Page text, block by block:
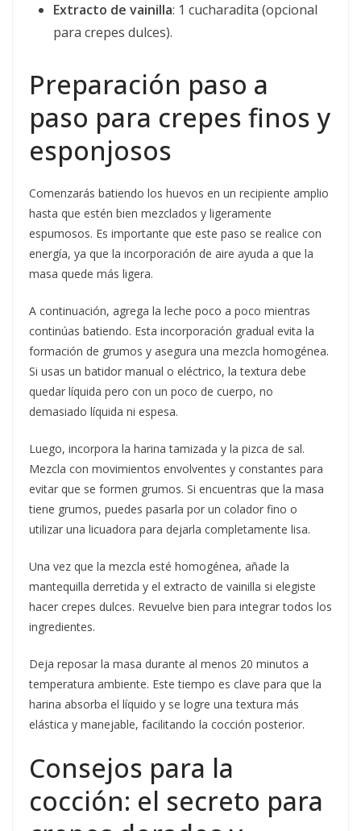
Extracto de vainilla: 1 cucharadita (opcional
para crepes dulces).
Preparación paso a
paso para crepes finos y
esponjosos
Comenzarás batiendo los huevos en un recipiente amplio
hasta que estén bien mezclados y ligeramente
espumosos. Es importante que este paso se realice con
energía, ya que la incorporación de aire ayuda a que la
masa quede más ligera.
A continuación, agrega la leche poco a poco mientras
continúas batiendo. Esta incorporación gradual evita la
formación de grumos y asegura una mezcla homogénea.
Si usas un batidor manual o eléctrico, la textura debe
quedar líquida pero con un poco de cuerpo, no
demasiado líquida ni espesa.
Luego, incorpora la harina tamizada y la pizca de sal.
Mezcla con movimientos envolventes y constantes para
evitar que se formen grumos. Si encuentras que la masa
tiene grumos, puedes pasarla por un colador fino o
utilizar una licuadora para dejarla completamente lisa.
Una vez que la mezcla esté homogénea, añade la
mantequilla derretida y el extracto de vainilla si elegiste
hacer crepes dulces. Revuelve bien para integrar todos los
ingredientes.
Deja reposar la masa durante al menos 20 minutos a
temperatura ambiente. Este tiempo es clave para que la
harina absorba el líquido y se logre una textura más
elástica y manejable, facilitando la cocción posterior.
Consejos para la
cocción: el secreto para